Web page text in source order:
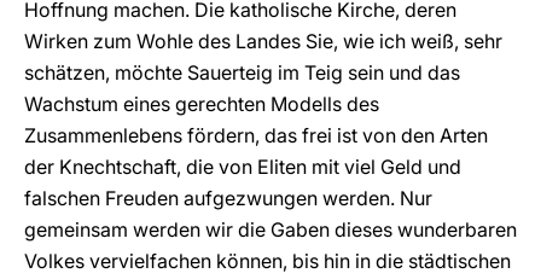
Hoffnung machen. Die katholische Kirche, deren
Wirken zum Wohle des Landes Sie, wie ich weiß, sehr
schätzen, möchte Sauerteig im Teig sein und das
Wachstum eines gerechten Modells des
Zusammenlebens fördern, das frei ist von den Arten
der Knechtschaft, die von Eliten mit viel Geld und
falschen Freuden aufgezwungen werden. Nur
gemeinsam werden wir die Gaben dieses wunderbaren
Volkes vervielfachen können, bis hin in die städtischen